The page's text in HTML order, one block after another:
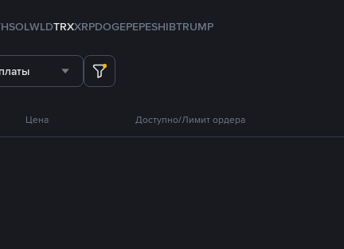
SOLWLDTRXXRPDOGEPEPESHIBTRUMP
Цена Доступно/Лимит ордера